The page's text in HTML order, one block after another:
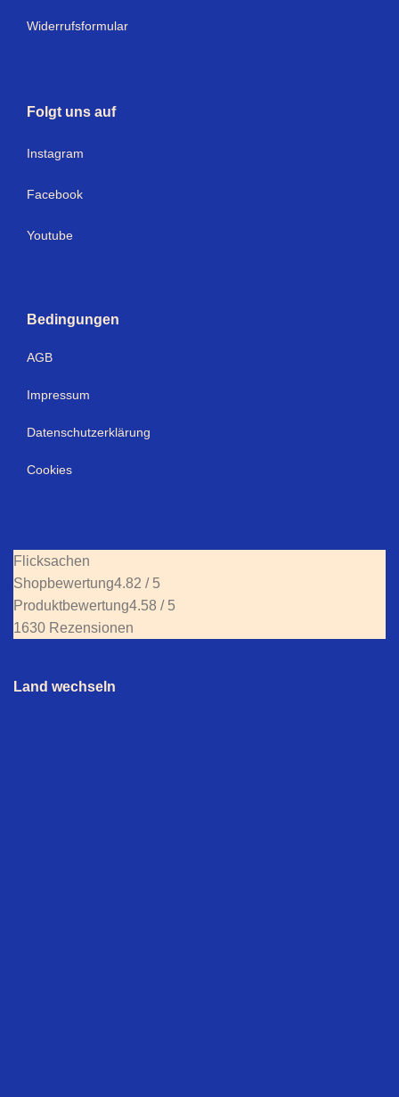
Widerrufsformular
Folgt uns auf
Instagram
Facebook
Youtube
Bedingungen
AGB
Impressum
Datenschutzerklärung
Cookies
Flicksachen
Shopbewertung4.82 / 5
Produktbewertung4.58 / 5
1630 Rezensionen
Land wechseln